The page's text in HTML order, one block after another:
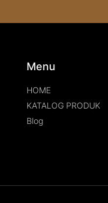
Menu
HOME
KATALOG PRODUK
Blog